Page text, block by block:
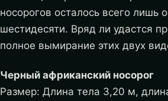
носорогов осталось всего лишь
шестидесяти. Вряд ли удастся
полное вымирание этих двух
Черный африканский носорог
Размер: Длина тела 3,20 м,